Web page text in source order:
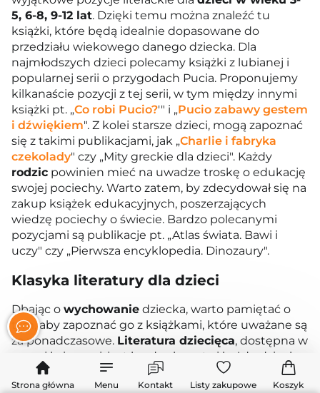
Strona główna Menu Kontakt Listy zakupowe Koszyk
5, 6-8, 9-12 lat. Dzięki temu można znaleźć tu
książki, które będą idealnie dopasowane do
przedziału wiekowego danego dziecka. Dla
najmłodszych dzieci polecamy książki z lubianej i
popularnej serii o przygodach Pucia. Proponujemy
kilkanaście pozycji z tej serii, w tym między innymi
książki pt. „Co robi Pucio?'" i „Pucio zabawy gestem
i dźwiękiem". Z kolei starsze dzieci, mogą zapoznać
się z takimi publikacjami, jak „Charlie i fabryka
czekolady" czy „Mity greckie dla dzieci". Każdy
rodzic powinien mieć na uwadze troskę o edukację
swojej pociechy. Warto zatem, by zdecydował się na
zakup książek edukacyjnych, poszerzających
wiedzę pociechy o świecie. Bardzo polecanymi
pozycjami są publikacje pt. „Atlas świata. Bawi i
uczy" czy „Pierwsza encyklopedia. Dinozaury".
Klasyka literatury dla dzieci
Dbając o wychowanie dziecka, warto pamiętać o
tym, aby zapoznać go z książkami, które uważane są
za ponadczasowe. Literatura dziecięca, dostępna w
naszej księgarni, jest bardzo bogata i każde dziecko
powinno mieć szansę na zaznajomienie się z nią.
Oferowane przez nas publikacje, z pewnością